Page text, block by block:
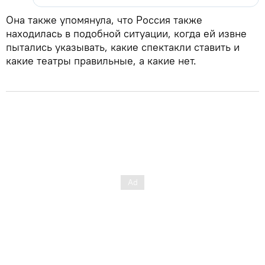
Она также упомянула, что Россия также
находилась в подобной ситуации, когда ей извне
пытались указывать, какие спектакли ставить и
какие театры правильные, а какие нет.